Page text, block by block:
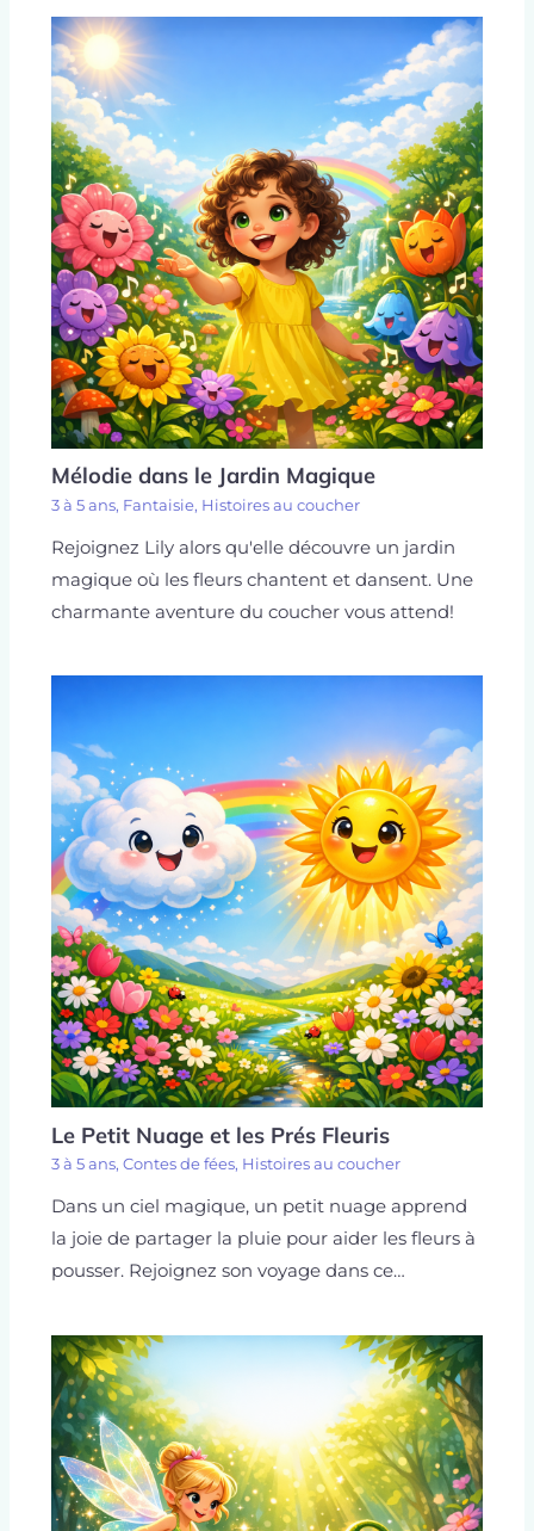
Mélodie dans le Jardin Magique
3 à 5 ans, Fantaisie, Histoires au coucher
Rejoignez Lily alors qu'elle découvre un jardin
magique où les fleurs chantent et dansent. Une
charmante aventure du coucher vous attend!
Le Petit Nuage et les Prés Fleuris
3 à 5 ans, Contes de fées, Histoires au coucher
Dans un ciel magique, un petit nuage apprend
la joie de partager la pluie pour aider les fleurs à
pousser. Rejoignez son voyage dans ce…